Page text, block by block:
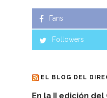
Fans
Followers
EL BLOG DEL
En la II edición